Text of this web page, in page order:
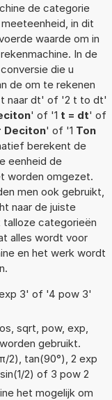
de categorie
in dit
waarde om in
In de
die u
de om te rekenen
t naar dt' of '2 t to dt'
' of '1 t = dt' of
Deciton' of '1 Ton
berekent de
eenheid de
worden omgezet.
men ook gebruikt,
naar de juiste
categorieën
alles wordt voor
en het werk wordt
3' of '4 pow 3'
sqrt, pow, exp,
gebruikt.
2), tan(90°), 2 exp
2) of 3 pow 2
het mogelijk om